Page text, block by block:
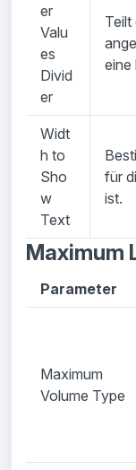
er
Valu
es
Divid
er
Teilt
eine
Widt
h to
Sho
w
Text
für
ist.
Maximum
Parameter
Maximum
Volume Type